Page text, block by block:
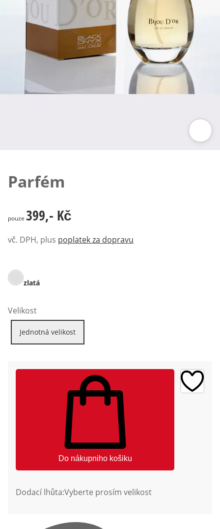
Parfém
399,- Kč
pouze 399,- Kč
vč. DPH, plus poplatek za dopravu
zlatá
Velikost
Jednotná velikost
Do nákupniho košiku
Dodací lhůta:Vyberte prosím velikost